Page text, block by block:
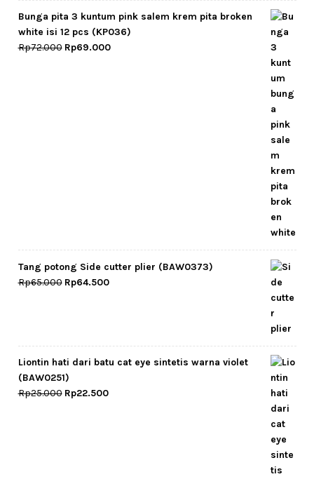
Bunga pita 3 kuntum pink salem krem pita broken
white isi 12 pcs (KP036)
Rp72.000 Original
Rp69.000Current
Tang potong Side cutter plier (BAW0373)
Rp65.000 Original
Rp64.500Current
Liontin hati dari batu cat eye sintetis warna violet
(BAW0251)
Rp25.000 Original
Rp22.500Current